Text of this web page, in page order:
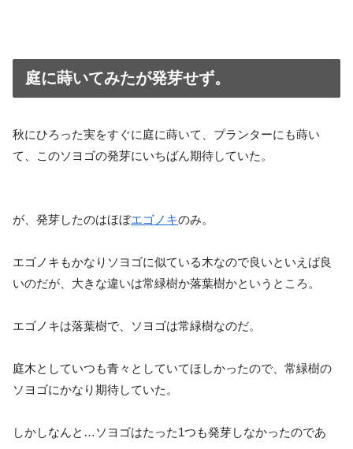
庭に蒔いてみたが発芽せず。
秋にひろった実をすぐに庭に蒔いて、プランターにも蒔い
て、このソヨゴの発芽にいちばん期待していた。
が、発芽したのはほぼエゴノキのみ。
エゴノキもかなりソヨゴに似ている木なので良いといえば良
いのだが、大きな違いは常緑樹か落葉樹かというところ。
エゴノキは落葉樹で、ソヨゴは常緑樹なのだ。
庭木としていつも青々としていてほしかったので、常緑樹の
ソヨゴにかなり期待していた。
しかしなんと…ソヨゴはたった1つも発芽しなかったのであ